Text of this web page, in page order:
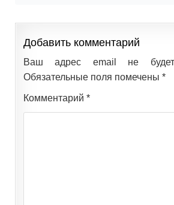
Добавить комментарий
Ваш адрес email не будет
Обязательные поля помечены *
Комментарий *